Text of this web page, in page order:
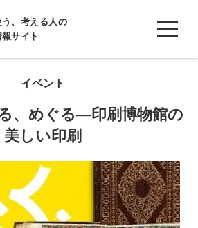
、考える人の
サイト
イベント
、めぐる―印刷博物館の
美しい印刷